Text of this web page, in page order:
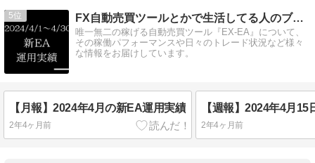
5 FX自動売買ツールとかで生活してる人のブログ
唯一無二の稼げる自動売買ツール『EX-EA』について、
その稼働パフォーマンスや日々のトレード状況など様々
な情報をお届けしています。
【月報】2024年4月の新EA運用実績
2年4ヶ月前 2年4ヶ月前